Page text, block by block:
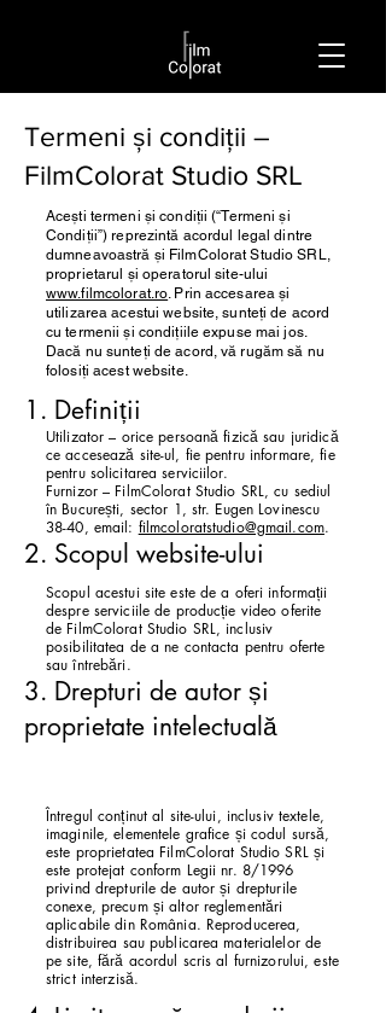
Termeni și condiții –
FilmColorat Studio SRL
Acești termeni și condiții (“Termeni și
Condiții”) reprezintă acordul legal dintre
dumneavoastră și FilmColorat Studio SRL,
proprietarul și operatorul site-ului
www.filmcolorat.ro. Prin accesarea și
utilizarea acestui website, sunteți de acord
cu termenii și condițiile expuse mai jos.
Dacă nu sunteți de acord, vă rugăm să nu
folosiți acest website.
1. Definiții
Utilizator – orice persoană fizică sau juridică
ce accesează site-ul, fie pentru informare, fie
pentru solicitarea serviciilor.
Furnizor – FilmColorat Studio SRL, cu sediul
în București, sector 1, str. Eugen Lovinescu
38-40, email: filmcoloratstudio@gmail.com.
2. Scopul website-ului
Scopul acestui site este de a oferi informații
despre serviciile de producție video oferite
de FilmColorat Studio SRL, inclusiv
posibilitatea de a ne contacta pentru oferte
sau întrebări.
3. Drepturi de autor și
proprietate intelectuală
Întregul conținut al site-ului, inclusiv textele,
imaginile, elementele grafice și codul sursă,
este proprietatea FilmColorat Studio SRL și
este protejat conform Legii nr. 8/1996
privind drepturile de autor și drepturile
conexe, precum și altor reglementări
aplicabile din România. Reproducerea,
distribuirea sau publicarea materialelor de
pe site, fără acordul scris al furnizorului, este
strict interzisă.